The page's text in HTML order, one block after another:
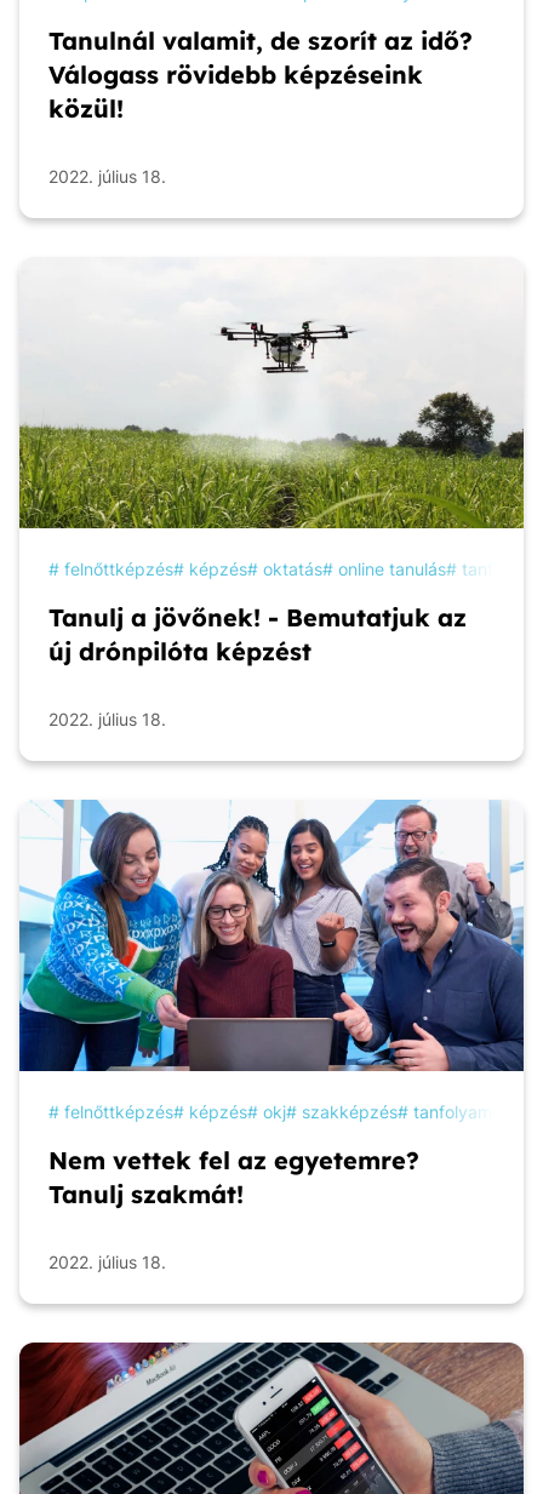
Tanulnál valamit, de szorít az idő?
Válogass rövidebb képzéseink
közül!
2022. július 18.
felnőttképzés képzés oktatás online tanulás tanfolyam
Tanulj a jövőnek! - Bemutatjuk az
új drónpilóta képzést
2022. július 18.
felnőttképzés képzés okj szakképzés tanfolyam
Nem vettek fel az egyetemre?
Tanulj szakmát!
2022. július 18.